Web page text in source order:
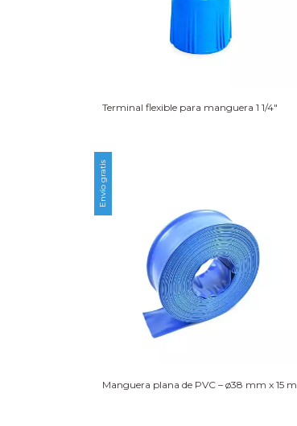
Terminal flexible para manguera 1 1/4″
Envío gratis
Manguera plana de PVC – ø38 mm x 15 m